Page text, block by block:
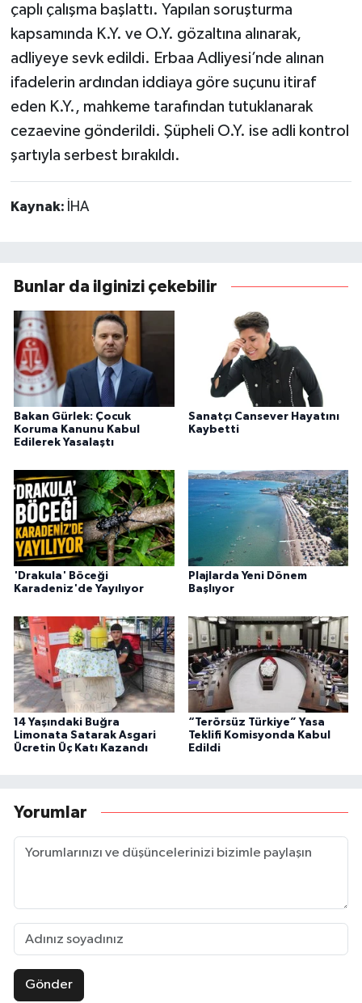
çaplı çalışma başlattı. Yapılan soruşturma
kapsamında K.Y. ve O.Y. gözaltına alınarak,
adliyeye sevk edildi. Erbaa Adliyesi’nde alınan
ifadelerin ardından iddiaya göre suçunu itiraf
eden K.Y., mahkeme tarafından tutuklanarak
cezaevine gönderildi. Şüpheli O.Y. ise adli kontrol
şartıyla serbest bırakıldı.
Kaynak: İHA
Bunlar da ilginizi çekebilir
Bakan Gürlek: Çocuk
Koruma Kanunu Kabul
Edilerek Yasalaştı
Sanatçı Cansever Hayatını
Kaybetti
'Drakula' Böceği
Karadeniz'de Yayılıyor
Plajlarda Yeni Dönem
Başlıyor
14 Yaşındaki Buğra
Limonata Satarak Asgari
Ücretin Üç Katı Kazandı
“Terörsüz Türkiye” Yasa
Teklifi Komisyonda Kabul
Edildi
Yorumlar
Gönder